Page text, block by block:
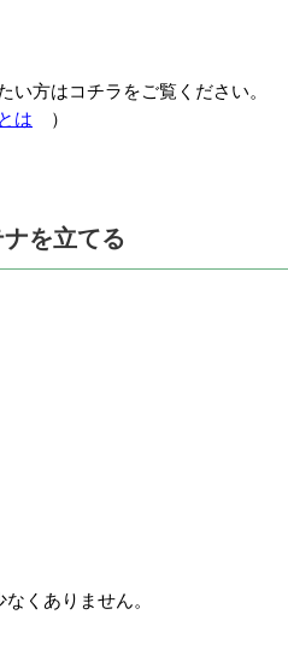
方はコチラをご覧ください。
は ）
を立てる
くありません。